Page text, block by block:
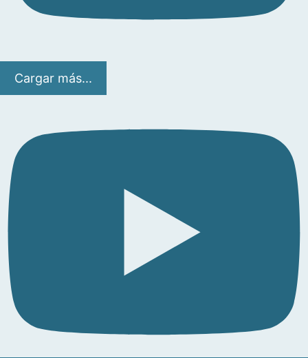
Cargar más...